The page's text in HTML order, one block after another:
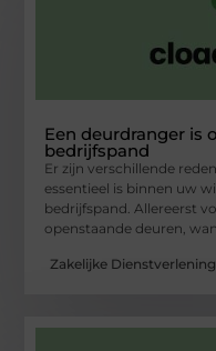
Een deurdranger is
bedrijfspand
Er zijn verschillende
essentieel is binnen uw
bedrijfspand. Allereerst
openstaande deuren,
Zakelijke Dienstverlening